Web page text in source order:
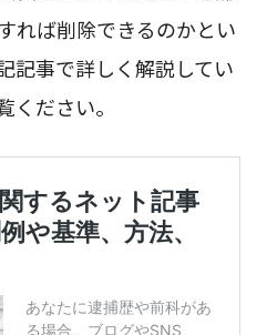
れば削除できるのかとい
記事で詳しく解説してい
ください。